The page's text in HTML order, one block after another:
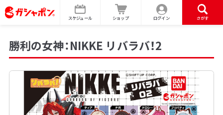
スケジュール ショップ ログイン さがす
勝利の女神：NIKKE リバラバ！2